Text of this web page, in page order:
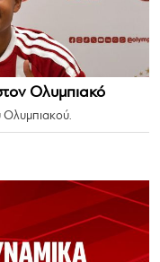
Ολυμπιακό
Ολυμπιακού.